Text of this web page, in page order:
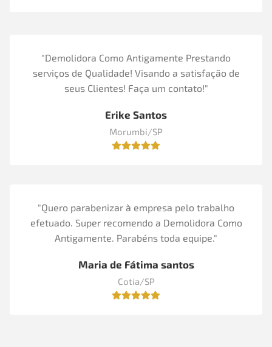
"Demolidora Como Antigamente Prestando
serviços de Qualidade! Visando a satisfação de
seus Clientes! Faça um contato!"
Erike Santos
Morumbi/SP
"Quero parabenizar à empresa pelo trabalho
efetuado. Super recomendo a Demolidora Como
Antigamente. Parabéns toda equipe."
Maria de Fátima santos
Cotia/SP